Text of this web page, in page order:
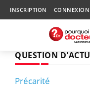
INSCRIPTION CONNEXION
QUESTION D'ACTU
Précarité